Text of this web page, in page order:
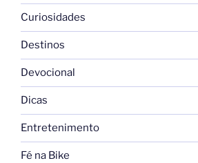
Curiosidades
Destinos
Devocional
Dicas
Entretenimento
Fé na Bike